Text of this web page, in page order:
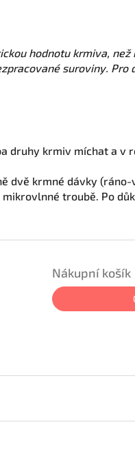
hodnotu krmiva, než
suroviny. Pro
druhy krmiv míchat a v
nejméně dvě krmné
troubě. Po
Nákupní košík